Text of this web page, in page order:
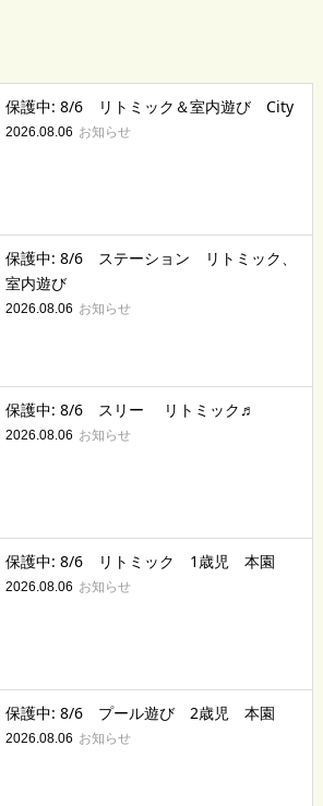
保護中: 8/6 リトミック＆室内遊び City
2026.08.06 お知らせ
保護中: 8/6 ステーション リトミック、
室内遊び
2026.08.06 お知らせ
保護中: 8/6 スリー リトミック♬
2026.08.06 お知らせ
保護中: 8/6 リトミック 1歳児 本園
2026.08.06 お知らせ
保護中: 8/6 プール遊び 2歳児 本園
2026.08.06 お知らせ